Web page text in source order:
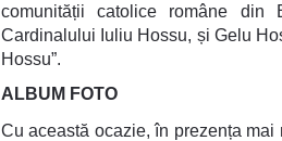
comunității catolice române din
Cardinalului Iuliu Hossu, și Gelu
Hossu”.
ALBUM FOTO
Cu această ocazie, în prezența